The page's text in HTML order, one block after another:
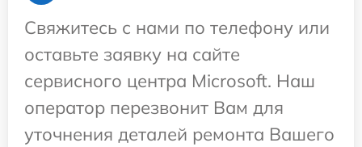
Свяжитесь с нами по телефону или
оставьте заявку на сайте
сервисного центра Microsoft. Наш
оператор перезвонит Вам для
уточнения деталей ремонта Вашего